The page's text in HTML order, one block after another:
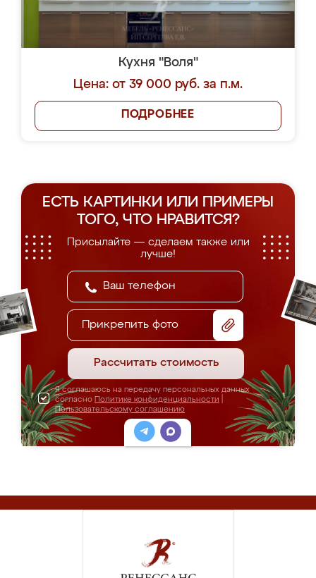
Кухня "Воля"
Цена: от 39 000 руб. за п.м.
ПОДРОБНЕЕ
ЕСТЬ КАРТИНКИ ИЛИ ПРИМЕРЫ
ТОГО, ЧТО НРАВИТСЯ?
Присылайте — сделаем также или
лучше!
Прикрепить фото
Рассчитать стоимость
Я соглашаюсь на передачу персональных данных
согласно Политике конфиденциальности
Пользовательскому соглашению